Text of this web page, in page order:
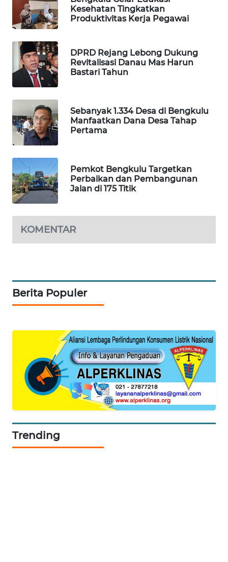
Kesehatan Tingkatkan
Produktivitas Kerja Pegawai
DPRD Rejang Lebong Dukung
Revitalisasi Danau Mas Harun
Bastari Tahun
Sebanyak 1.334 Desa di Bengkulu
Manfaatkan Dana Desa Tahap
Pertama
Pemkot Bengkulu Targetkan
Perbaikan dan Pembangunan
Jalan di 175 Titik
KOMENTAR
Berita Populer
Trending
TAMBANG
NEWS
SITUNGIR
NEWS
SIDIKALANG
NEWS
SIBARAGAS
NEWS
METRO
SIANTAR
NEWS
MEDAN
NEWS
NEWS
NEWS
JURNAL
MARITIM
HUMBANG
NEWS